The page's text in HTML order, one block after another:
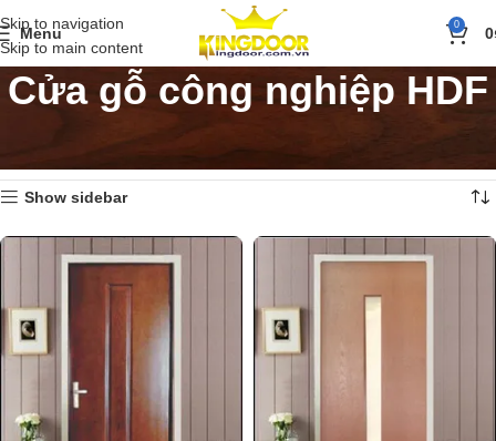
Skip to navigation
Skip to main content
Menu 0 0
Cửa gỗ công nghiệp HDF
Show sidebar